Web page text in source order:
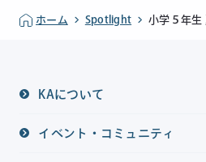
ホーム Spotlight 小学５年生
KAについて
イベント・コミュニティ